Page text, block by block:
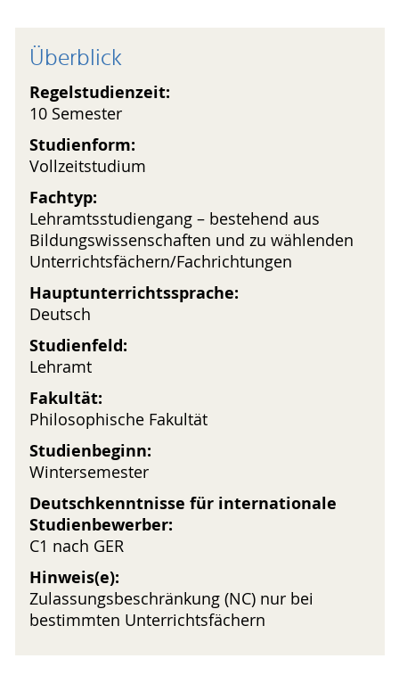
Überblick
Regelstudienzeit:
10 Semester
Studienform:
Vollzeitstudium
Fachtyp:
Lehramtsstudiengang – bestehend aus
Bildungswissenschaften und zu wählenden
Unterrichtsfächern/Fachrichtungen
Hauptunterrichtssprache:
Deutsch
Studienfeld:
Lehramt
Fakultät:
Philosophische Fakultät
Studienbeginn:
Wintersemester
Deutschkenntnisse für internationale
Studienbewerber:
C1 nach GER
Hinweis(e):
Zulassungsbeschränkung (NC) nur bei
bestimmten Unterrichtsfächern